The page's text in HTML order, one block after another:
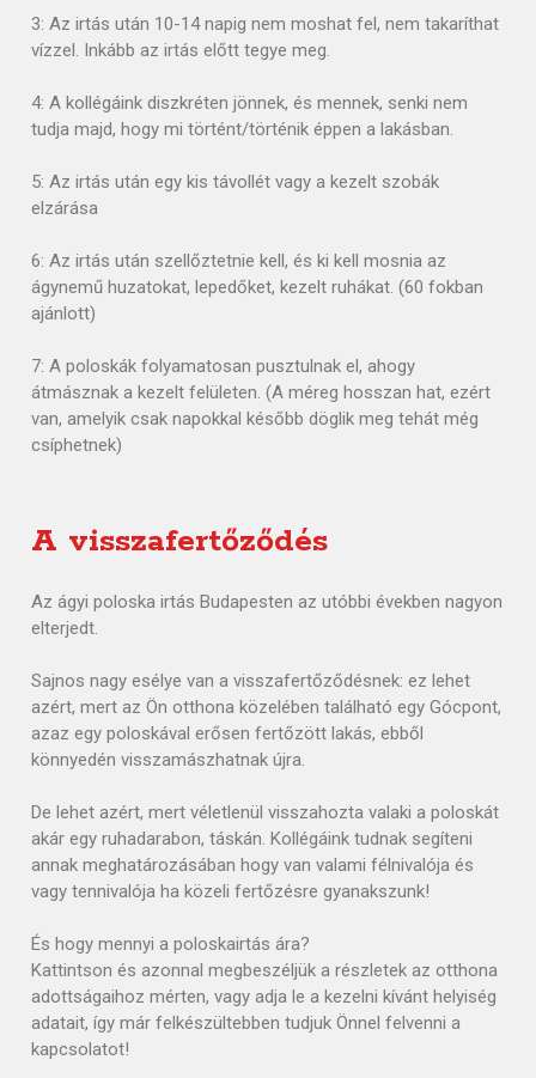
3: Az irtás után 10-14 napig nem moshat fel, nem takaríthat
vízzel. Inkább az irtás előtt tegye meg.
4: A kollégáink diszkréten jönnek, és mennek, senki nem
tudja majd, hogy mi történt/történik éppen a lakásban.
5: Az irtás után egy kis távollét vagy a kezelt szobák
elzárása
6: Az irtás után szellőztetnie kell, és ki kell mosnia az
ágynemű huzatokat, lepedőket, kezelt ruhákat. (60 fokban
ajánlott)
7: A poloskák folyamatosan pusztulnak el, ahogy
átmásznak a kezelt felületen. (A méreg hosszan hat, ezért
van, amelyik csak napokkal később döglik meg tehát még
csíphetnek)
A visszafertőződés
Az ágyi poloska irtás Budapesten az utóbbi években nagyon
elterjedt.
Sajnos nagy esélye van a visszafertőződésnek: ez lehet
azért, mert az Ön otthona közelében található egy Gócpont,
azaz egy poloskával erősen fertőzött lakás, ebből
könnyedén visszamászhatnak újra.
De lehet azért, mert véletlenül visszahozta valaki a poloskát
akár egy ruhadarabon, táskán. Kollégáink tudnak segíteni
annak meghatározásában hogy van valami félnivalója és
vagy tennivalója ha közeli fertőzésre gyanakszunk!
És hogy mennyi a poloskairtás ára?
Kattintson és azonnal megbeszéljük a részletek az otthona
adottságaihoz mérten, vagy adja le a kezelni kívánt helyiség
adatait, így már felkészültebben tudjuk Önnel felvenni a
kapcsolatot!